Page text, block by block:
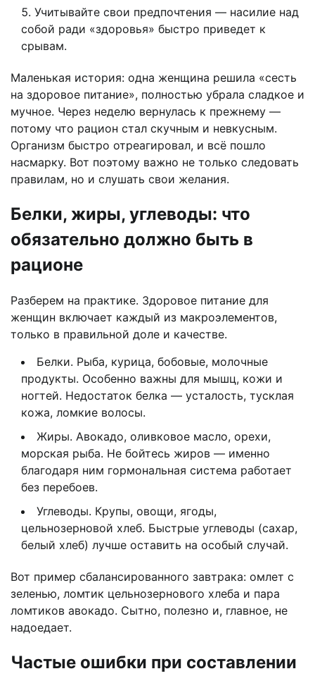
Учитывайте свои предпочтения — насилие над
собой ради «здоровья» быстро приведет к
срывам.
Маленькая история: одна женщина решила «сесть
на здоровое питание», полностью убрала сладкое и
мучное. Через неделю вернулась к прежнему —
потому что рацион стал скучным и невкусным.
Организм быстро отреагировал, и всё пошло
насмарку. Вот поэтому важно не только следовать
правилам, но и слушать свои желания.
Белки, жиры, углеводы: что
обязательно должно быть в
рационе
Разберем на практике. Здоровое питание для
женщин включает каждый из макроэлементов,
только в правильной доле и качестве.
Белки. Рыба, курица, бобовые, молочные
продукты. Особенно важны для мышц, кожи и
ногтей. Недостаток белка — усталость, тусклая
кожа, ломкие волосы.
Жиры. Авокадо, оливковое масло, орехи,
морская рыба. Не бойтесь жиров — именно
благодаря ним гормональная система работает
без перебоев.
Углеводы. Крупы, овощи, ягоды,
цельнозерновой хлеб. Быстрые углеводы (сахар,
белый хлеб) лучше оставить на особый случай.
Вот пример сбалансированного завтрака: омлет с
зеленью, ломтик цельнозернового хлеба и пара
ломтиков авокадо. Сытно, полезно и, главное, не
надоедает.
Частые ошибки при составлении